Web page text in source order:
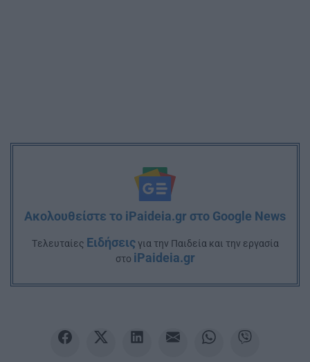
Ακολουθείστε το iPaideia.gr στο Google News
Tελευταίες Ειδήσειςγια την Παιδεία και την εργασία
στο iPaideia.gr